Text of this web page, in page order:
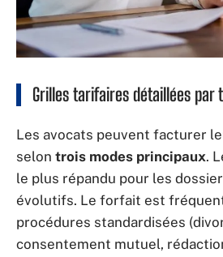
Grilles tarifaires détaillées par
Les avocats peuvent facturer
selon trois modes principaux.
le plus répandu pour les
évolutifs. Le forfait est
procédures standardisées
consentement mutuel,